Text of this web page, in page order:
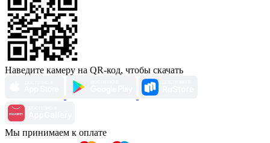
Наведите камеру на QR-код, чтобы скачать
Мы принимаем к оплате